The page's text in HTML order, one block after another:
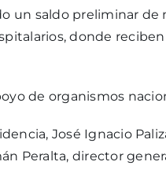
un saldo preliminar de
donde
de organismos
José Ignacio
Peralta, director